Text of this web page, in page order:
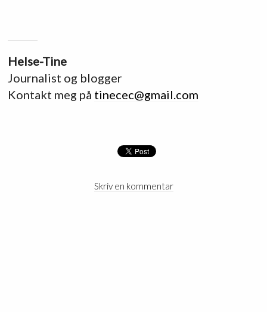
Helse-Tine
Journalist og blogger
Kontakt meg på tinecec@gmail.com
Skriv en kommentar